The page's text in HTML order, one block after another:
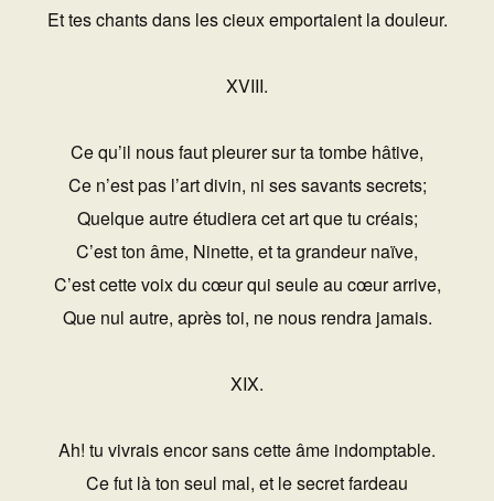
Et tes chants dans les cieux emportaient la douleur.
XVIII.
Ce qu’il nous faut pleurer sur ta tombe hâtive,
Ce n’est pas l’art divin, ni ses savants secrets;
Quelque autre étudiera cet art que tu créais;
C’est ton âme, Ninette, et ta grandeur naïve,
C’est cette voix du cœur qui seule au cœur arrive,
Que nul autre, après toi, ne nous rendra jamais.
XIX.
Ah! tu vivrais encor sans cette âme indomptable.
Ce fut là ton seul mal, et le secret fardeau